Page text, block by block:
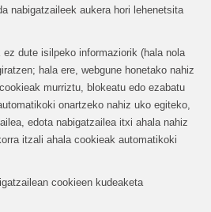
nabigatzaileek aukera hori lehenetsita
dute isilpeko informaziorik (hala nola
hala ere, webgune honetako nahiz
murriztu, blokeatu edo ezabatu
onartzeko nahiz uko egiteko,
edota nabigatzailea itxi ahala nahiz
itzali ahala cookieak automatikoki
cookieen kudeaketa